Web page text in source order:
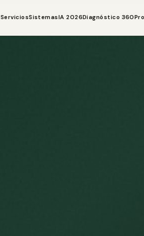
ServiciosSistemasIA 2026Diagnóstico 360